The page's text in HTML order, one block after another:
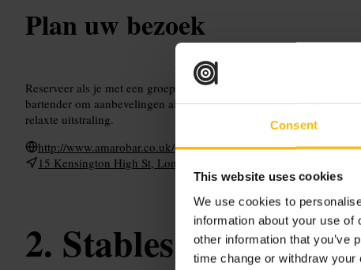
Consent
This website uses cookies
We use cookies to
information about your use
other information that you’ve
time change or withdraw your
Plan uw bezoek
Reserveer als je met een groep komt of als je een rustige plek wilt
bartender om aanbevelingen als je niet zeker weet wat je wilt.
relaxte uitstraling.
http://www.amarobar.co.uk/
15 Kensington High St, London W8 5NP, UK
Stables Bar